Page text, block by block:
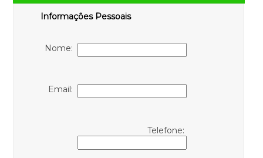
Informações Pessoais
Nome:
Email:
Telefone: